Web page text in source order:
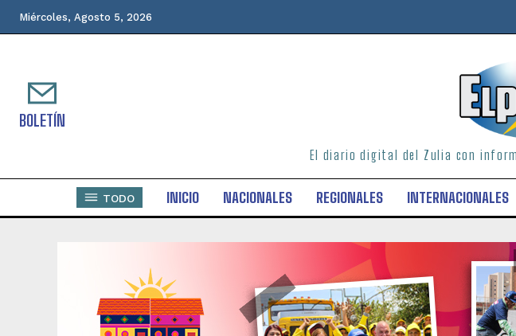
Miércoles, Agosto 5, 2026
BOLETÍN
El diario digital del Zulia con
TODO INICIO NACIONALES REGIONALES INTERNACIONALES